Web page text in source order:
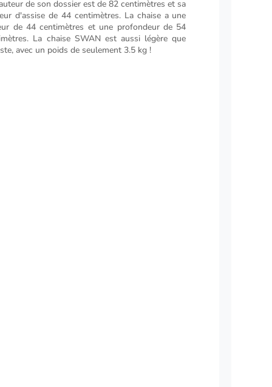
de son dossier est de 82 centimètres et sa
d'assise de 44 centimètres. La chaise a une
de 44 centimètres et une profondeur de 54
La chaise SWAN est aussi légère que
avec un poids de seulement 3.5 kg !